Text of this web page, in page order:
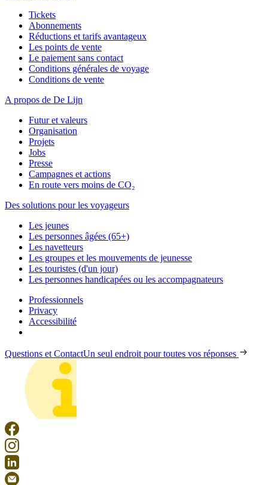
Tickets
Abonnements
Réductions et tarifs avantageux
Les points de vente
Le paiement sans contact
Conditions générales de voyage
Conditions de vente
A propos de De Lijn
Futur et valeurs
Organisation
Projets
Jobs
Presse
Campagnes et actions
En route vers moins de CO₂
Des solutions pour les voyageurs
Les jeunes
Les personnes âgées (65+)
Les navetteurs
Les groupes et les mouvements de jeunesse
Les touristes (d'un jour)
Les personnes handicapées ou les accompagnateurs
Professionnels
Privacy
Accessibilité
Questions et ContactUn seul endroit pour toutes vos réponses